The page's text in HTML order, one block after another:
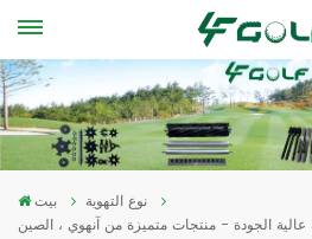
بيت
نوع التهوية
الجودة - منتجات متميزة من آنهوي ، الصين